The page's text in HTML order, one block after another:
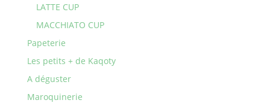
LATTE CUP
MACCHIATO CUP
Papeterie
Les petits + de Kaqoty
A déguster
Maroquinerie